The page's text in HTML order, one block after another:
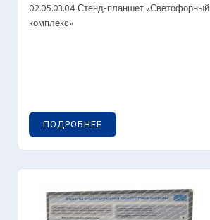
02.05.03.04 Стенд-планшет «Светофорный
комплекс»
ПОДРОБНЕЕ